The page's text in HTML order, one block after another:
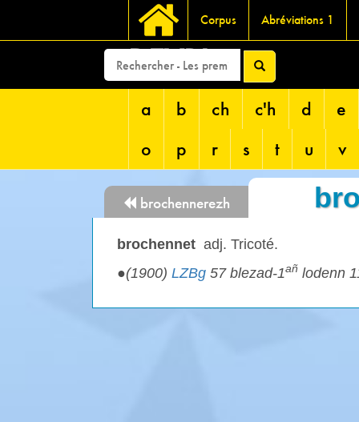
Corpus Abréviations 1
DEVRI
a b ch c'h d
e
o
p r s t u v
brochennerezh
brochennet adj. Tricoté.
●(1900) LZBg 57 blezad-1añ lodenn